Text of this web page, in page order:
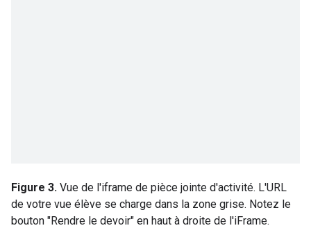
Figure 3. Vue de l'iframe de pièce jointe d'activité. L'URL
de votre vue élève se charge dans la zone grise. Notez le
bouton "Rendre le devoir" en haut à droite de l'iFrame.